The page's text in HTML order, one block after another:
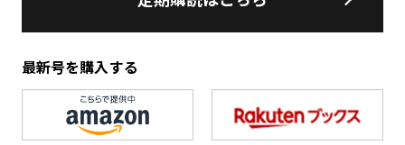
最新号を購入する